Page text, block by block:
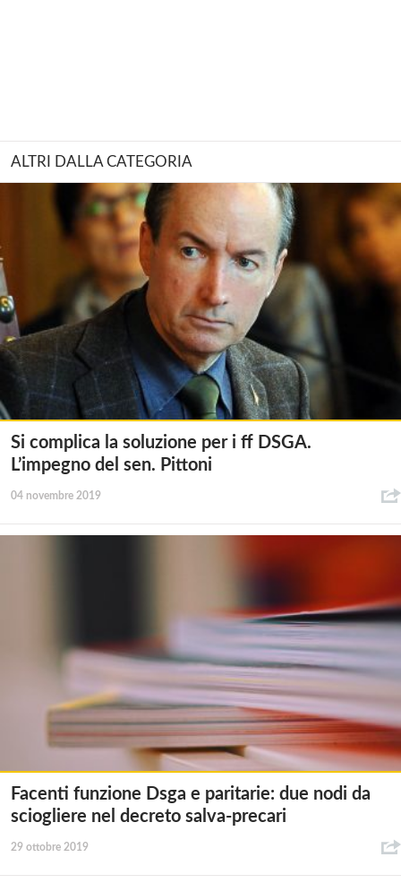
ALTRI DALLA CATEGORIA
Si complica la soluzione per i ff DSGA.
L’impegno del sen. Pittoni
04 novembre 2019
Facenti funzione Dsga e paritarie: due nodi da
sciogliere nel decreto salva-precari
29 ottobre 2019